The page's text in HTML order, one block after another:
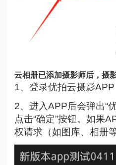
云相册已添加摄影师后，摄
1、登录优拍云摄影APP
2、进入APP后会弹出“
点击“确定”按钮。如果
权请求（如图库、相册